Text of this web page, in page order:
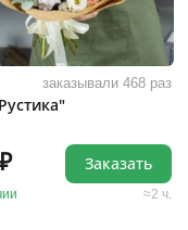
заказывали 468 раз
2 ч.
Заказать